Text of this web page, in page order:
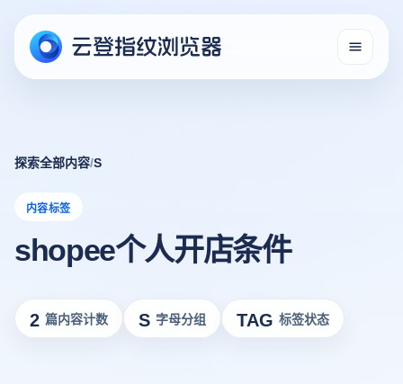
探索全部内容/S
内容标签
shopee个人开店条件
2 篇内容计数 S 字母分组 TAG 标签状态